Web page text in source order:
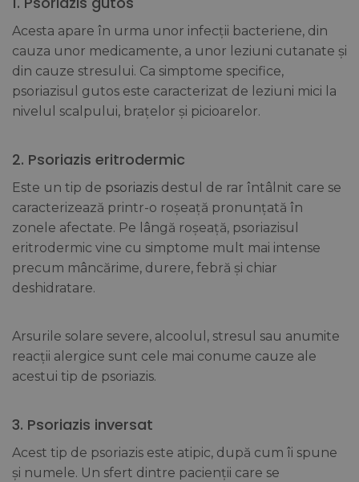
Acesta apare în urma unor infecții bacteriene, din
cauza unor medicamente, a unor leziuni cutanate și
din cauze stresului. Ca simptome specifice,
psoriazisul gutos este caracterizat de leziuni mici la
nivelul scalpului, brațelor și picioarelor.
2. Psoriazis eritrodermic
Este un tip de psoriazis destul de rar întâlnit care se
caracterizează printr-o roșeață pronunțată în
zonele afectate. Pe lângă roșeață, psoriazisul
eritrodermic vine cu simptome mult mai intense
precum mâncărime, durere, febră și chiar
deshidratare.
Arsurile solare severe, alcoolul, stresul sau anumite
reacții alergice sunt cele mai conume cauze ale
acestui tip de psoriazis.
3. Psoriazis inversat
Acest tip de psoriazis este atipic, după cum îi spune
și numele. Un sfert dintre pacienții care se